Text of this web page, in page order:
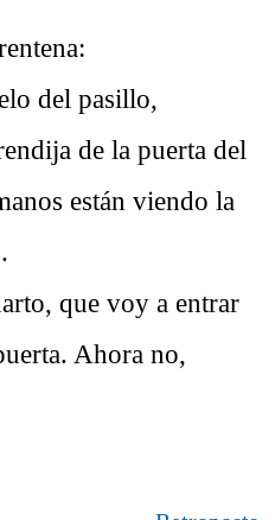
del pasillo,
de la puerta del
están viendo la
que voy a entrar
Ahora no,